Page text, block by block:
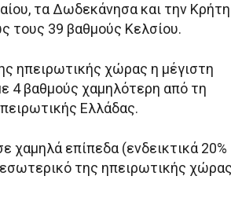
τα Δωδεκάνησα και την Κρήτη
τους 39 βαθμούς Κελσίου.
ηπειρωτικής χώρας η μέγιστη
4 βαθμούς χαμηλότερη από τη
Ελλάδας.
χαμηλά επίπεδα (ενδεικτικά 20%
της ηπειρωτικής